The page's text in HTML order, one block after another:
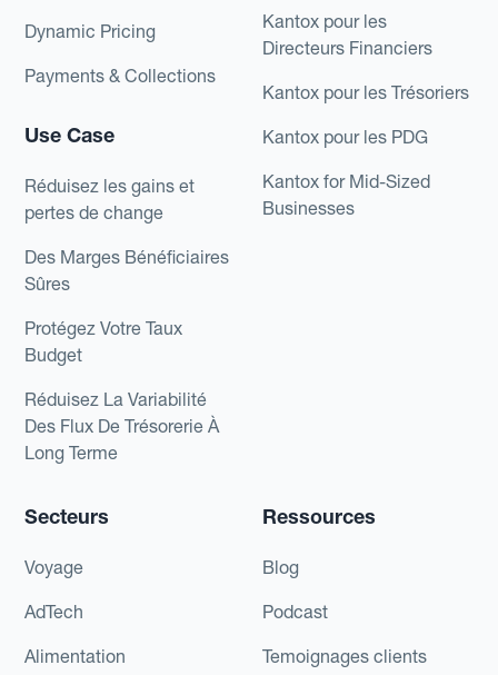
Dynamic Pricing
Payments & Collections
Use Case
Réduisez les gains et
pertes de change
Des Marges Bénéficiaires
Sûres
Protégez Votre Taux
Budget
Réduisez La Variabilité
Des Flux De Trésorerie À
Long Terme
Kantox pour les
Directeurs Financiers
Kantox pour les Trésoriers
Kantox pour les PDG
Kantox for Mid-Sized
Businesses
Secteurs
Voyage
AdTech
Alimentation
Ressources
Blog
Podcast
Temoignages clients